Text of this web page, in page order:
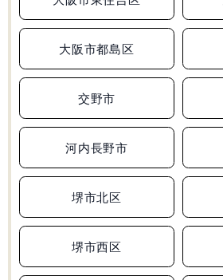
無料体験
無料学力診断
大阪市都島区
交野市
河内長野市
堺市北区
堺市西区